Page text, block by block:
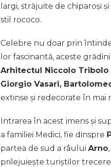
largi, străjuite de chiparoși
stil rococo.
Celebre nu doar prin
lor fascinantă, aceste grădini
Arhitectul Niccolo Tribolo
Giorgio Vasari,
extinse și redecorate în mai
Intrarea în acest imens și
a familiei Medici, fie dinspre
partea de sud a râului Arno
prilejuiește turiștilor